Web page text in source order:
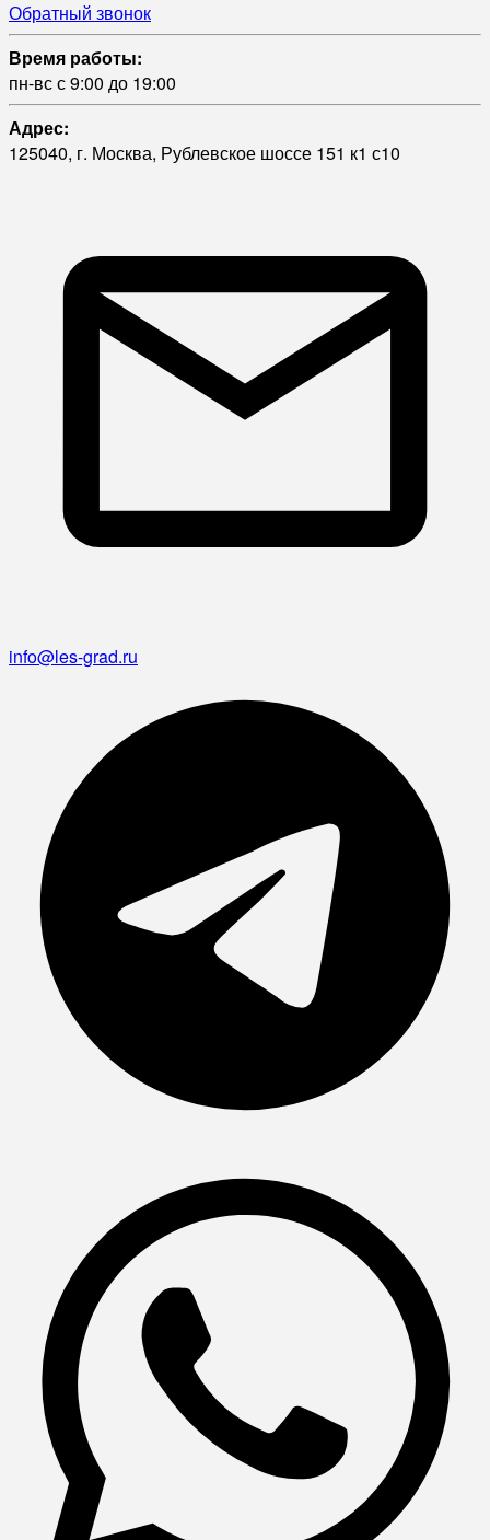
Обратный звонок
Время работы:
пн-вс с 9:00 до 19:00
Адрес:
125040, г. Москва, Рублевское шоссе 151 к1 с10
info@les-grad.ru